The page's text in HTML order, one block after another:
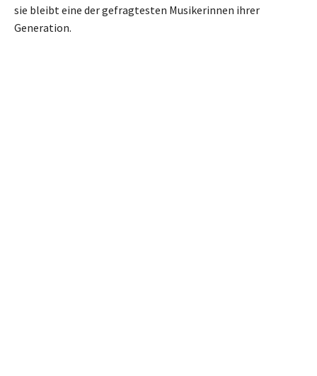
sie bleibt eine der gefragtesten Musikerinnen ihrer
Generation.